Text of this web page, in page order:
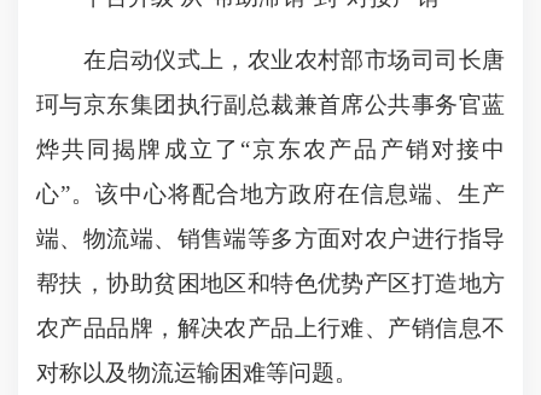
在启动仪式上，农业农村部市场司司长唐
珂与京东集团执行副总裁兼首席公共事务官蓝
烨共同揭牌成立了“京东农产品产销对接中
心”。该中心将配合地方政府在信息端、生产
端、物流端、销售端等多方面对农户进行指导
帮扶，协助贫困地区和特色优势产区打造地方
农产品品牌，解决农产品上行难、产销信息不
对称以及物流运输困难等问题。